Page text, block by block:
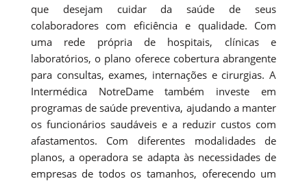
que desejam cuidar da saúde de seus
colaboradores com eficiência e qualidade. Com
uma rede própria de hospitais, clínicas e
laboratórios, o plano oferece cobertura abrangente
para consultas, exames, internações e cirurgias. A
Intermédica NotreDame também investe em
programas de saúde preventiva, ajudando a manter
os funcionários saudáveis e a reduzir custos com
afastamentos. Com diferentes modalidades de
planos, a operadora se adapta às necessidades de
empresas de todos os tamanhos, oferecendo um